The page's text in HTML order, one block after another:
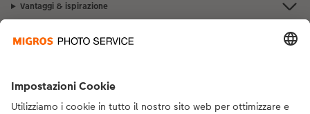
Vantaggi & ispirazione
Contatto & aiuto
La Migros